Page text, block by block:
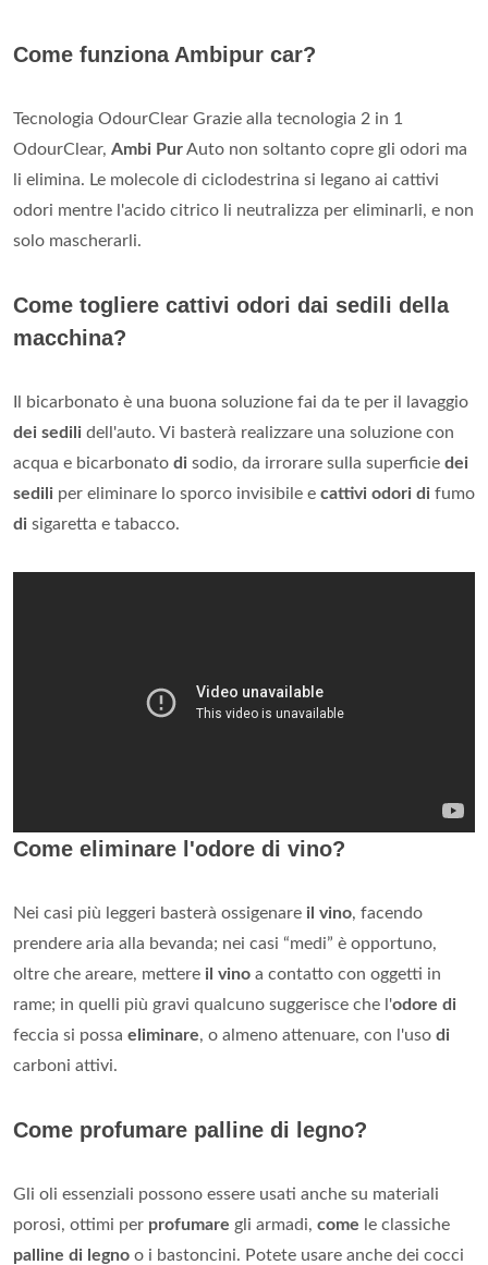
Come funziona Ambipur car?
Tecnologia OdourClear Grazie alla tecnologia 2 in 1
OdourClear, Ambi PurAuto non soltanto copre gli odori ma
li elimina. Le molecole di ciclodestrina si legano ai cattivi
odori mentre l'acido citrico li neutralizza per eliminarli, e non
solo mascherarli.
Come togliere cattivi odori dai sedili della
macchina?
Il bicarbonato è una buona soluzione fai da te per il lavaggio
dei sedili dell'auto. Vi basterà realizzare una soluzione con
acqua e bicarbonato di sodio, da irrorare sulla superficie dei
sedili per eliminare lo sporco invisibile e cattivi odori di fumo
di sigaretta e tabacco.
Come eliminare l'odore di vino?
Nei casi più leggeri basterà ossigenare il vino, facendo
prendere aria alla bevanda; nei casi “medi” è opportuno,
oltre che areare, mettere il vino a contatto con oggetti in
rame; in quelli più gravi qualcuno suggerisce che l'odore di
feccia si possa eliminare, o almeno attenuare, con l'uso di
carboni attivi.
Come profumare palline di legno?
Gli oli essenziali possono essere usati anche su materiali
porosi, ottimi per profumare gli armadi, come le classiche
palline di legno o i bastoncini. Potete usare anche dei cocci